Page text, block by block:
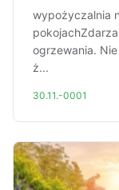
wypożyczalnia
ogrzewania.
ż...
30.11.-0001